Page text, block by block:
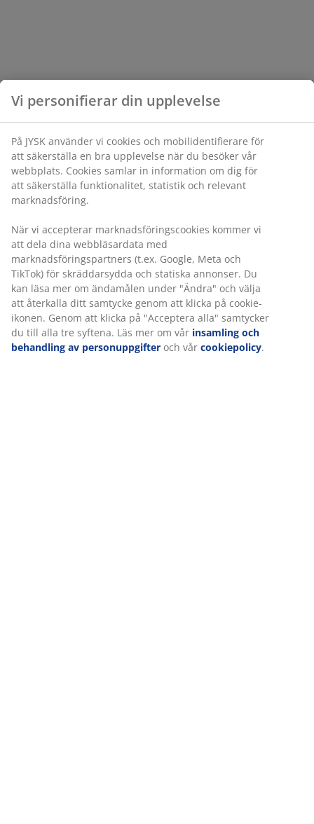
Vi personifierar din upplevelse
På JYSK använder vi cookies och mobilidentifierare för
att säkerställa en bra upplevelse när du besöker vår
webbplats. Cookies samlar in information om dig för
att säkerställa funktionalitet, statistik och relevant
marknadsföring.
När vi accepterar marknadsföringscookies kommer vi
att dela dina webbläsardata med
marknadsföringspartners (t.ex. Google, Meta och
TikTok) för skräddarsydda och statiska annonser. Du
kan läsa mer om ändamålen under "Ändra" och välja
att återkalla ditt samtycke genom att klicka på cookie-
ikonen. Genom att klicka på "Acceptera alla" samtycker
du till alla tre syftena. Läs mer om vår insamling och
behandling av personuppgifter och vår cookiepolicy.